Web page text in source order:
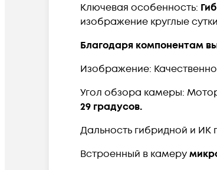
Ключевая особенность:
изображение круглые
Благодаря компонентам
Изображение:
Угол обзора камеры:
29 градусов.
Дальность гибридной и ИК
Встроенный в камеру